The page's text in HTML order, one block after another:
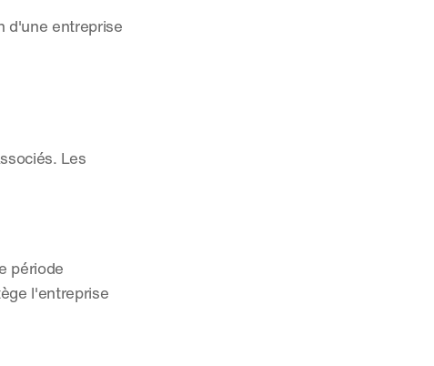
d'une entreprise
Les
période
l'entreprise